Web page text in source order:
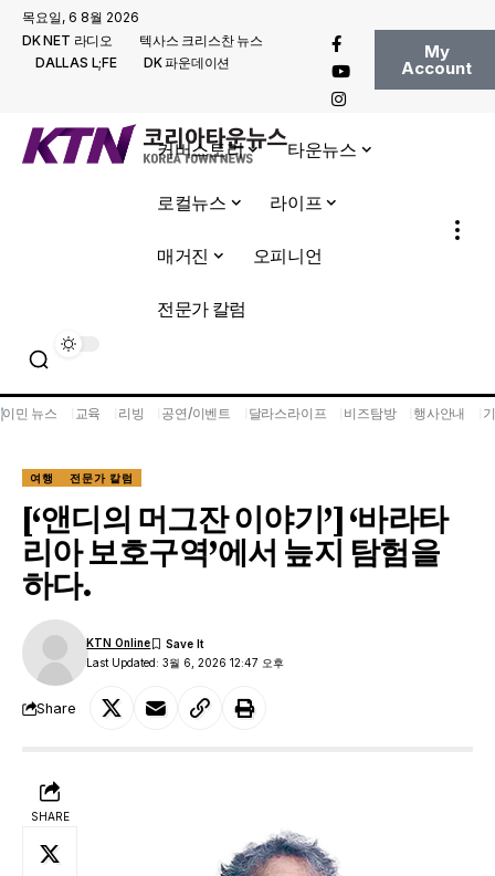
목요일, 6 8월 2026
DK NET 라디오
텍사스 크리스찬 뉴스
DALLAS L;FE
DK 파운데이션
My
Account
커버스토리 타운뉴스
로컬뉴스 라이프
매거진 오피니언
전문가 칼럼
이민 뉴스 교육 리빙 공연/이벤트 달라스라이프 비즈탐방 행사안내
여행 전문가 칼럼
[‘앤디의 머그잔 이야기’] ‘바라타
리아 보호구역’에서 늪지 탐험을
하다.
Last Updated: 3월 6, 2026 12:47 오후
KTN Online
Share
SHARE